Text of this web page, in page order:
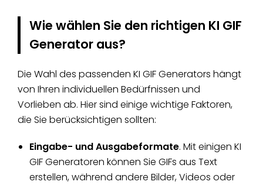
Wie wählen Sie den richtigen KI GIF
Generator aus?
Die Wahl des passenden KI GIF Generators hängt
von Ihren individuellen Bedürfnissen und
Vorlieben ab. Hier sind einige wichtige Faktoren,
die Sie berücksichtigen sollten:
Eingabe- und Ausgabeformate. Mit einigen KI
GIF Generatoren können Sie GIFs aus Text
erstellen, während andere Bilder, Videos oder